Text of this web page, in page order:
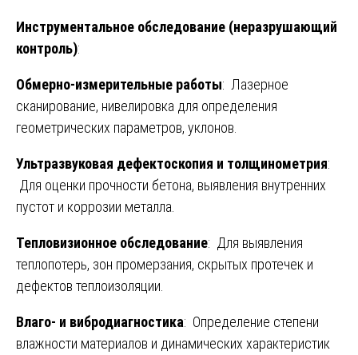
Инструментальное обследование (неразрушающий
контроль):
Обмерно-измерительные работы: Лазерное
сканирование, нивелировка для определения
геометрических параметров, уклонов.
Ультразвуковая дефектоскопия и толщинометрия:
Для оценки прочности бетона, выявления внутренних
пустот и коррозии металла.
Тепловизионное обследование: Для выявления
теплопотерь, зон промерзания, скрытых протечек и
дефектов теплоизоляции.
Влаго- и вибродиагностика: Определение степени
влажности материалов и динамических характеристик